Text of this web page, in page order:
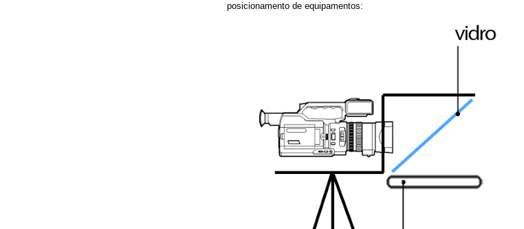
posicionamento de equipamentos: